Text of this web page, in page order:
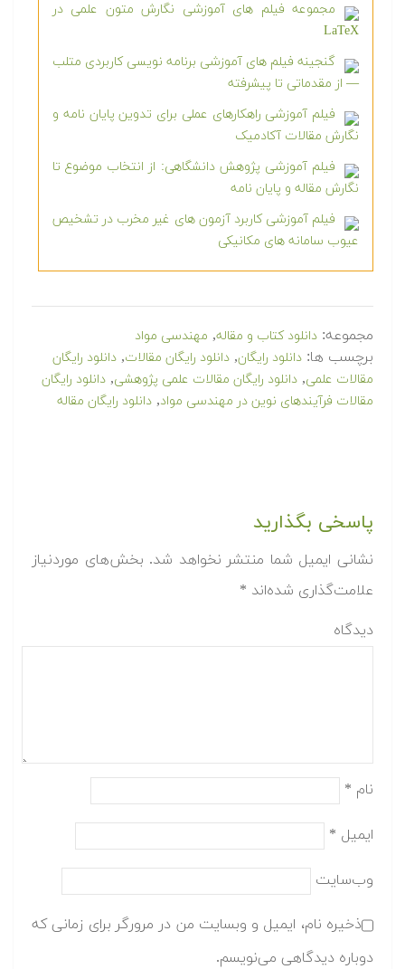
مجموعه فیلم های آموزشی نگارش متون علمی در
LaTeX
گنجینه فیلم های آموزشی برنامه نویسی کاربردی متلب
— از مقدماتی تا پیشرفته
فیلم آموزشی راهکارهای عملی برای تدوین پایان نامه و
نگارش مقالات آکادمیک
فیلم آموزشی پژوهش دانشگاهی: از انتخاب موضوع تا
نگارش مقاله و پایان نامه
فیلم آموزشی کاربرد آزمون های غیر مخرب در تشخیص
عیوب سامانه های مکانیکی
مجموعه: دانلود کتاب و مقاله, مهندسی مواد
برچسب ها: دانلود رایگان, دانلود رایگان مقالات, دانلود رایگان
مقالات علمی, دانلود رایگان مقالات علمی پژوهشی, دانلود رایگان
مقالات فرآیندهای نوین در مهندسی مواد, دانلود رایگان مقاله
پاسخی بگذارید
نشانی ایمیل شما منتشر نخواهد شد. بخش‌های موردنیاز
علامت‌گذاری شده‌اند *
دیدگاه
نام *
ایمیل *
وب‌سایت
ذخیره نام، ایمیل و وبسایت من در مرورگر برای زمانی که
دوباره دیدگاهی می‌نویسم.